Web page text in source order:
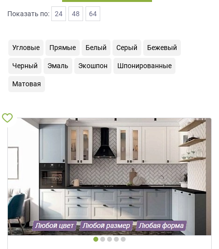
Показать по: 24 48 64
Угловые Прямые Белый Серый Бежевый
Черный Эмаль Экошпон Шпонированные
Матовая
обработку
Согласие
метрическими
программами
порядке
условиях
Политики
обработки
персональных
данных.